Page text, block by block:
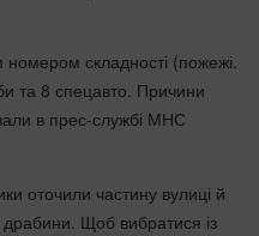
складності (пожежі.
та 8 спецавто. Причини
в прес-службі МНС
оточили частину вулиці й
Щоб вибратися із